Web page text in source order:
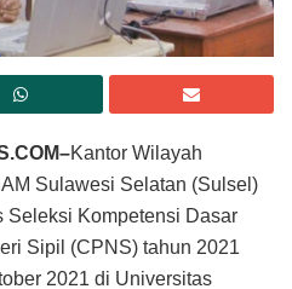
Kantor Wilayah
Sulawesi Selatan (Sulsel)
Seleksi Kompetensi Dasar
Sipil (CPNS) tahun 2021
2021 di Universitas